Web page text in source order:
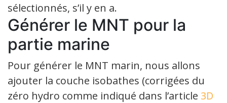
sélectionnés, s’il y en a.
Générer le MNT pour la
partie marine
Pour générer le MNT marin, nous allons
ajouter la couche isobathes (corrigées du
zéro hydro comme indiqué dans l’article 3D